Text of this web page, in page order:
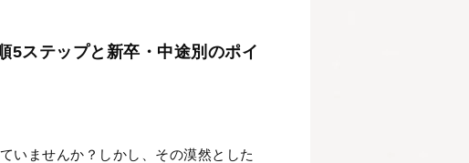
5ステップと新卒・中途別のポイ
いませんか？しかし、その漠然とした